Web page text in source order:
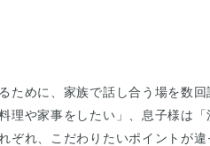
ために、家族で話し合う場を数
理や家事をしたい」、息子様は
ぞれ、こだわりたいポイントが